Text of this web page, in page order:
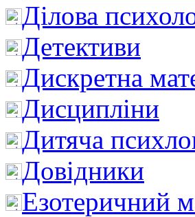
Ділова
Детективи
Дискретна
Дисципліни
Дитяча
Довідники
Езотеричний